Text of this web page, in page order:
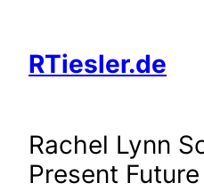
springen
RTiesler.de
Rachel Lynn
Present Future